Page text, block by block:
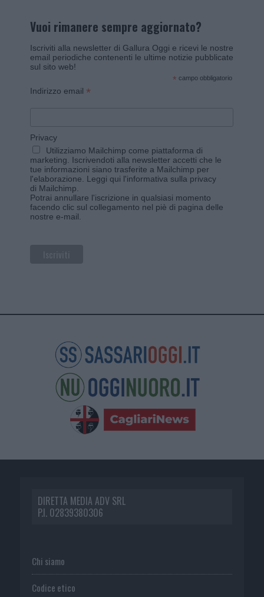
Vuoi rimanere sempre aggiornato?
Iscriviti alla newsletter di Gallura Oggi e ricevi le nostre
email periodiche contenenti le ultime notizie pubblicate
sul sito web!
* campo obbligatorio
Indirizzo email *
Privacy
Utilizziamo Mailchimp come piattaforma di
marketing. Iscrivendoti alla newsletter accetti che le
tue informazioni siano trasferite a Mailchimp per
l'elaborazione. Leggi qui l'informativa sulla privacy
di Mailchimp.
Potrai annullare l'iscrizione in qualsiasi momento
facendo clic sul collegamento nel piè di pagina delle
nostre e-mail.
DIRETTA MEDIA ADV SRL
P.I. 02839380306
Chi siamo
Codice etico